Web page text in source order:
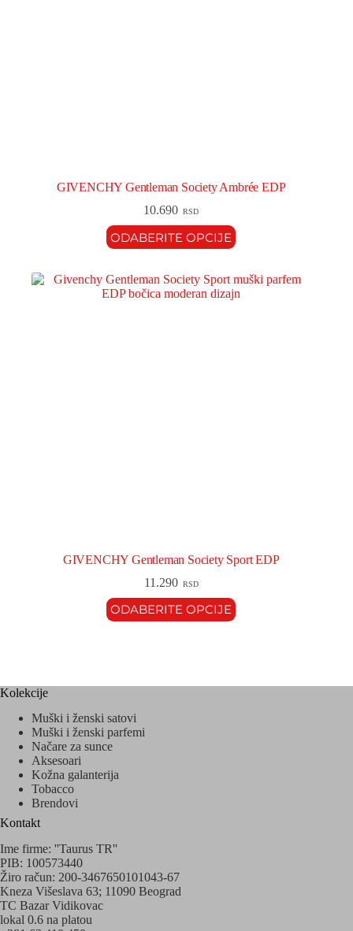
GIVENCHY Gentleman Society Ambrée EDP
10.690 RSD
ODABERITE OPCIJE
GIVENCHY Gentleman Society Sport EDP
11.290 RSD
ODABERITE OPCIJE
Kolekcije
Muški i ženski satovi
Muški i ženski parfemi
Načare za sunce
Aksesoari
Kožna galanterija
Tobacco
Brendovi
Kontakt
Ime firme: ''Taurus TR''
PIB: 100573440
Žiro račun: 200-3467650101043-67
Kneza Višeslava 63; 11090 Beograd
TC Bazar Vidikovac
lokal 0.6 na platou